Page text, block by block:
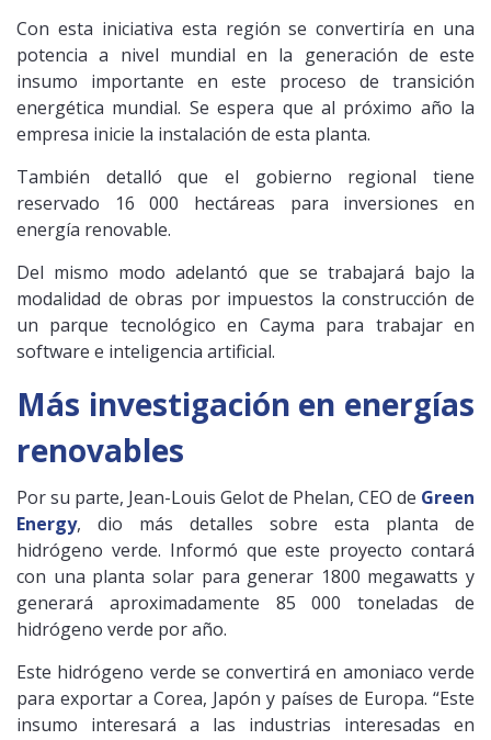
Con esta iniciativa esta región se convertiría en una
potencia a nivel mundial en la generación de este
insumo importante en este proceso de transición
energética mundial. Se espera que al próximo año la
empresa inicie la instalación de esta planta.
También detalló que el gobierno regional tiene
reservado 16 000 hectáreas para inversiones en
energía renovable.
Del mismo modo adelantó que se trabajará bajo la
modalidad de obras por impuestos la construcción de
un parque tecnológico en Cayma para trabajar en
software e inteligencia artificial.
Más investigación en energías
renovables
Por su parte, Jean-Louis Gelot de Phelan, CEO de Green
Energy, dio más detalles sobre esta planta de
hidrógeno verde. Informó que este proyecto contará
con una planta solar para generar 1800 megawatts y
generará aproximadamente 85 000 toneladas de
hidrógeno verde por año.
Este hidrógeno verde se convertirá en amoniaco verde
para exportar a Corea, Japón y países de Europa. “Este
insumo interesará a las industrias interesadas en